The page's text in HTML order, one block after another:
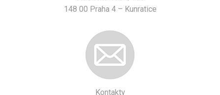
148 00 Praha 4 – Kunratice
Kontakty